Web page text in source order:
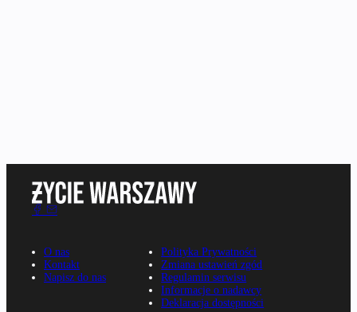
O nas
Kontakt
Napisz do nas
Polityka Prywatności
Zmiana ustawień zgód
Regulamin serwisu
Informacje o nadawcy
Deklaracja dostępności